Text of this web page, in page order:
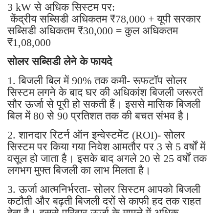
3 kW से अधिक सिस्टम पर:
केंद्रीय सब्सिडी अधिकतम ₹78,000 + यूपी सरकार
सब्सिडी अधिकतम ₹30,000 = कुल अधिकतम
₹1,08,000
सोलर सब्सिडी लेने के फायदे
1. बिजली बिल में 90% तक कमी- रूफटॉप सोलर
सिस्टम लगने के बाद घर की अधिकांश बिजली जरूरतें
सौर ऊर्जा से पूरी हो सकती हैं। इससे मासिक बिजली
बिल में 80 से 90 प्रतिशत तक की बचत संभव है।
2. शानदार रिटर्न ऑन इन्वेस्टमेंट (ROI)- सोलर
सिस्टम पर किया गया निवेश आमतौर पर 3 से 5 वर्षों में
वसूल हो जाता है। इसके बाद अगले 20 से 25 वर्षों तक
लगभग मुफ्त बिजली का लाभ मिलता है।
3. ऊर्जा आत्मनिर्भरता- सोलर सिस्टम आपको बिजली
कटौती और बढ़ती बिजली दरों से काफी हद तक राहत